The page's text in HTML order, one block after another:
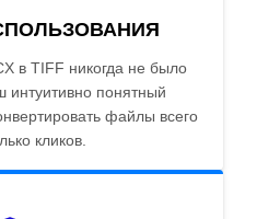
в TIFF никогда не было
понятный
файлы всего
кликов.